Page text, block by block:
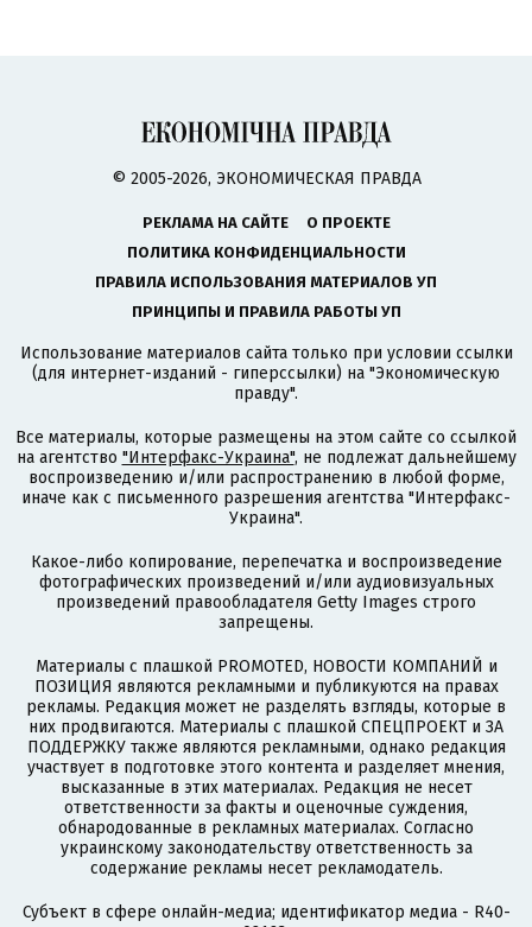
© 2005-2026, ЭКОНОМИЧЕСКАЯ ПРАВДА
РЕКЛАМА НА САЙТЕ
О ПРОЕКТЕ
ПОЛИТИКА КОНФИДЕНЦИАЛЬНОСТИ
ПРАВИЛА ИСПОЛЬЗОВАНИЯ МАТЕРИАЛОВ УП
ПРИНЦИПЫ И ПРАВИЛА РАБОТЫ УП
Использование материалов сайта только при условии ссылки
(для интернет-изданий - гиперссылки) на "Экономическую
правду".
Все материалы, которые размещены на этом сайте со ссылкой
на агентство "Интерфакс-Украина", не подлежат дальнейшему
воспроизведению и/или распространению в любой форме,
иначе как с письменного разрешения агентства "Интерфакс-
Украина".
Какое-либо копирование, перепечатка и воспроизведение
фотографических произведений и/или аудиовизуальных
произведений правообладателя Getty Images строго
запрещены.
Материалы с плашкой PROMOTED, НОВОСТИ КОМПАНИЙ и
ПОЗИЦИЯ являются рекламными и публикуются на правах
рекламы. Редакция может не разделять взгляды, которые в
них продвигаются. Материалы с плашкой СПЕЦПРОЕКТ и ЗА
ПОДДЕРЖКУ также являются рекламными, однако редакция
участвует в подготовке этого контента и разделяет мнения,
высказанные в этих материалах. Редакция не несет
ответственности за факты и оценочные суждения,
обнародованные в рекламных материалах. Согласно
украинскому законодательству ответственность за
содержание рекламы несет рекламодатель.
Субъект в сфере онлайн-медиа; идентификатор медиа - R40-